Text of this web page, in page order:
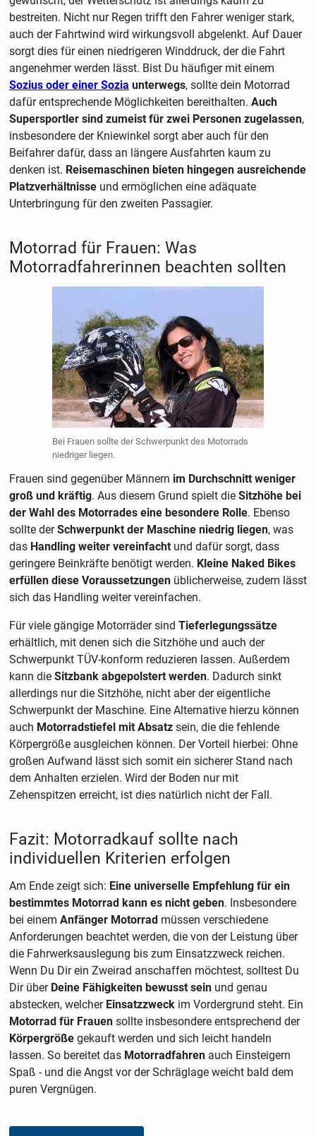
bestreiten. Nicht nur Regen trifft den Fahrer weniger stark,
auch der Fahrtwind wird wirkungsvoll abgelenkt. Auf Dauer
sorgt dies für einen niedrigeren Winddruck, der die Fahrt
angenehmer werden lässt. Bist Du häufiger mit einem
Sozius oder einer Sozia unterwegs, sollte dein Motorrad
dafür entsprechende Möglichkeiten bereithalten. Auch
Supersportler sind zumeist für zwei Personen zugelassen,
insbesondere der Kniewinkel sorgt aber auch für den
Beifahrer dafür, dass an längere Ausfahrten kaum zu
denken ist. Reisemaschinen bieten hingegen ausreichende
Platzverhältnisseund ermöglichen eine adäquate
Unterbringung für den zweiten Passagier.
Motorrad für Frauen: Was
Motorradfahrerinnen beachten sollten
Bei Frauen sollte der Schwerpunkt des Motorrads
niedriger liegen.
Frauen sind gegenüber Männern im Durchschnitt weniger
groß und kräftig. Aus diesem Grund spielt die Sitzhöhe bei
der Wahl des Motorrades eine besondere Rolle. Ebenso
sollte derSchwerpunkt der Maschine niedrig liegen, was
das Handling weiter vereinfachtund dafür sorgt, dass
geringere Beinkräfte benötigt werden. Kleine Naked Bikes
erfüllen diese Voraussetzungenüblicherweise, zudem lässt
sich das Handling weiter vereinfachen.
Für viele gängige Motorräder sind Tieferlegungssätze
erhältlich, mit denen sich die Sitzhöhe und auch der
Schwerpunkt TÜV-konform reduzieren lassen. Außerdem
kann die Sitzbank abgepolstert werden. Dadurch sinkt
allerdings nur die Sitzhöhe, nicht aber der eigentliche
Schwerpunkt der Maschine. Eine Alternative hierzu können
auch Motorradstiefel mit Absatzsein, die die fehlende
Körpergröße ausgleichen können. Der Vorteil hierbei: Ohne
großen Aufwand lässt sich somit ein sicherer Stand nach
dem Anhalten erzielen. Wird der Boden nur mit
Zehenspitzen erreicht, ist dies natürlich nicht der Fall.
Fazit: Motorradkauf sollte nach
individuellen Kriterien erfolgen
Am Ende zeigt sich: Eine universelle Empfehlung für ein
bestimmtes Motorrad kann es nicht geben. Insbesondere
bei einem Anfänger Motorradmüssen verschiedene
Anforderungen beachtet werden, die von der Leistung über
die Fahrwerksauslegung bis zum Einsatzzweck reichen.
Wenn Du Dir ein Zweirad anschaffen möchtest, solltest Du
Dir über Deine Fähigkeiten bewusst seinund genau
abstecken, welcher Einsatzzweck im Vordergrund steht. Ein
Motorrad für Frauensollte insbesondere entsprechend der
Körpergrößegekauft werden und sich leicht handeln
lassen. So bereitet das Motorradfahrenauch Einsteigern
Spaß - und die Angst vor der Schräglage weicht bald dem
puren Vergnügen.